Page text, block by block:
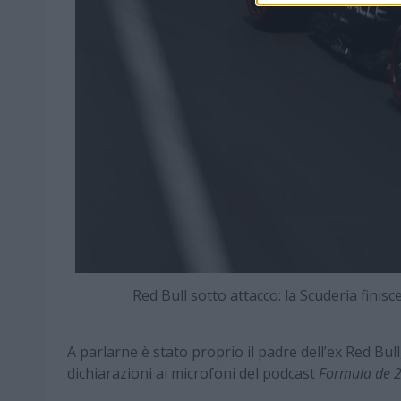
Red Bull sotto attacco: la Scuderia
A parlarne è stato proprio il padre dell’ex Red
dichiarazioni ai microfoni del podcast Formula de